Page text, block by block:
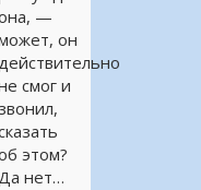
—
он
смог и
этом?
нет…